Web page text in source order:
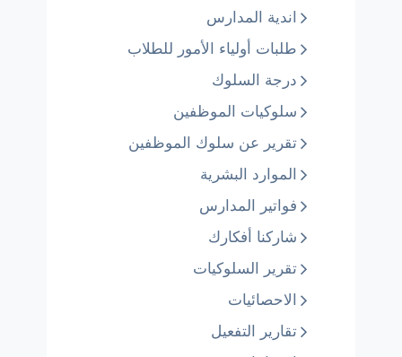
اندية المدارس
طلبات أولياء الأمور للطلاب
درجة السلوك
سلوكيات الموظفين
تقرير عن سلوك الموظفين
الموارد البشرية
فواتير المدارس
شاركنا أفكارك
تقرير السلوكيات
الاحصائيات
تقارير التفعيل